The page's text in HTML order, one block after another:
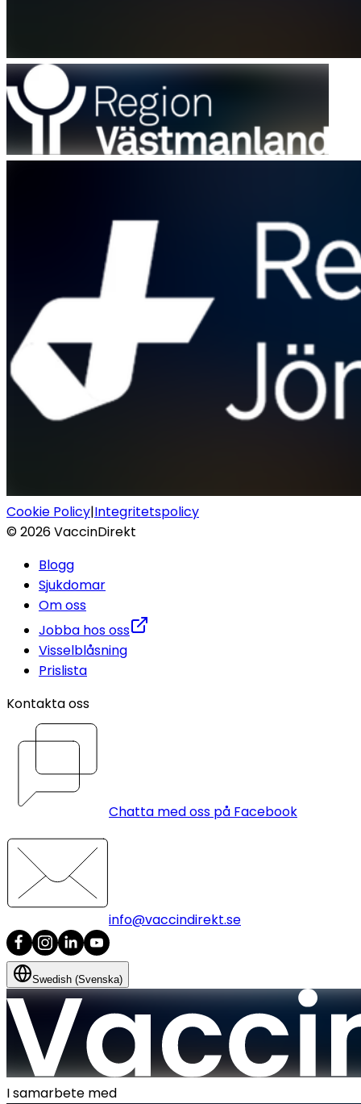
Cookie Policy|Integritetspolicy
©2026VaccinDirekt
Blogg
Sjukdomar
Om oss
Jobba hos oss
Visselblåsning
Prislista
Kontakta oss
Chatta med oss på Facebook
info@vaccindirekt.se
Swedish (Svenska)
I samarbete med